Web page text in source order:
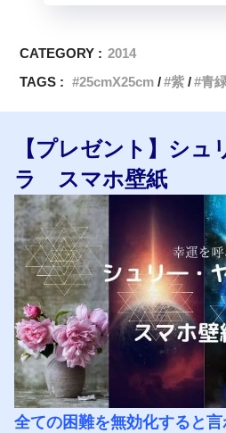
CATEGORY : 2014
TAGS :
25cmX25cm 紫 青
【プレゼント】シ
ラ スマホ壁紙
全ての困難を無効化すると